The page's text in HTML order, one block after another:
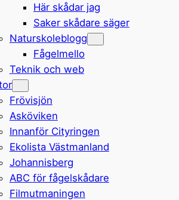
Här skådar jag
Saker skådare säger
Naturskoleblogg
Fågelmello
Teknik och web
Frövisjön
Asköviken
Innanför Cityringen
Ekolista Västmanland
Johannisberg
ABC för fågelskådare
Filmutmaningen